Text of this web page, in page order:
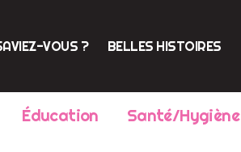
VOUS ? BELLES HISTOIRES
Éducation Santé/Hygiène